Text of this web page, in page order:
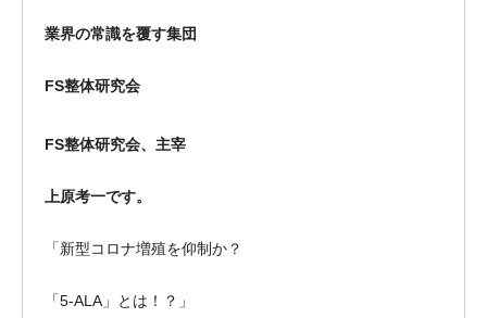
業界の常識を覆す集団
FS整体研究会
FS整体研究会、主宰
上原考一です。
「新型コロナ増殖を仰制か？
「5-ALA」とは！？」